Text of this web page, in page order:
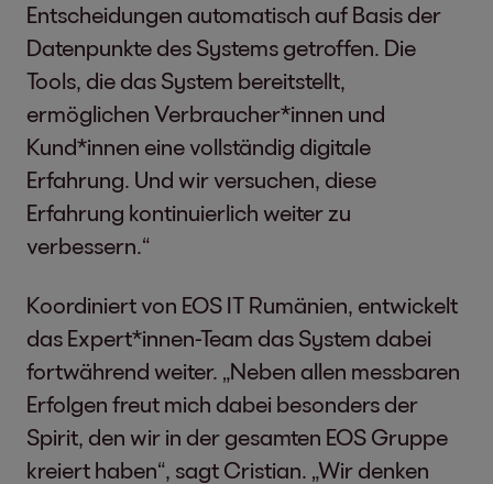
Entscheidungen automatisch auf Basis der
Datenpunkte des Systems getroffen. Die
Tools, die das System bereitstellt,
ermöglichen Verbraucher*innen und
Kund*innen eine vollständig digitale
Erfahrung. Und wir versuchen, diese
Erfahrung kontinuierlich weiter zu
verbessern.“
Koordiniert von EOS IT Rumänien, entwickelt
das Expert*innen-Team das System dabei
fortwährend weiter. „Neben allen messbaren
Erfolgen freut mich dabei besonders der
Spirit, den wir in der gesamten EOS Gruppe
kreiert haben“, sagt Cristian. „Wir denken